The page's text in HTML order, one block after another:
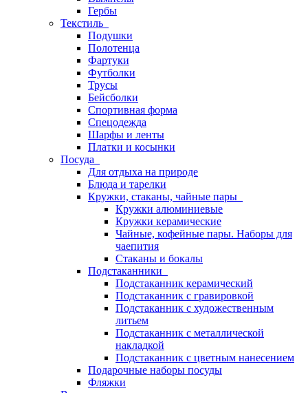
Гербы
Текстиль
Подушки
Полотенца
Фартуки
Футболки
Трусы
Бейсболки
Спортивная форма
Спецодежда
Шарфы и ленты
Платки и косынки
Посуда
Для отдыха на природе
Блюда и тарелки
Кружки, стаканы, чайные пары
Кружки алюминиевые
Кружки керамические
Чайные, кофейные пары. Наборы для
чаепития
Стаканы и бокалы
Подстаканники
Подстаканник керамический
Подстаканник c гравировкой
Подстаканник с художественным
литьем
Подстаканник с металлической
накладкой
Подстаканник с цветным нанесением
Подарочные наборы посуды
Фляжки